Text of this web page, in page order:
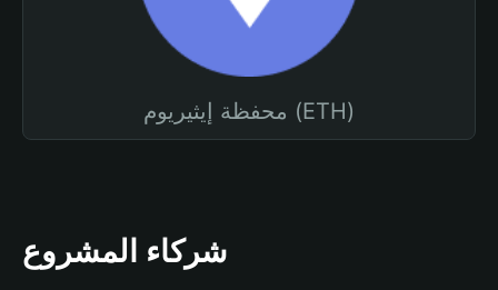
محفظة إيثيريوم (ETH)
شركاء المشروع